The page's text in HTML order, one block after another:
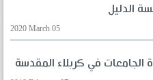
الدليل
2020 March 05
الجامعات في كربلاء المقدسة